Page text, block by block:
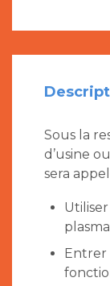
Sous la
d’usine
sera
Entrer